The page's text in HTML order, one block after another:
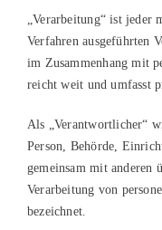
„Verarbeitung“ ist jeder
Verfahren ausgeführten
im Zusammenhang mit
reicht weit und umfasst
Als „Verantwortlicher“
Person, Behörde,
gemeinsam mit anderen
Verarbeitung von
bezeichnet.